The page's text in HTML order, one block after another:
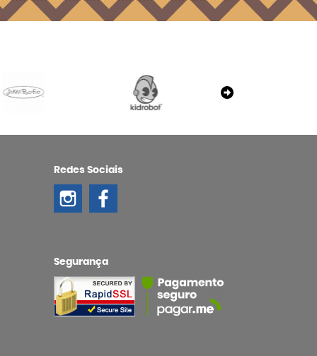
Redes Sociais
Segurança